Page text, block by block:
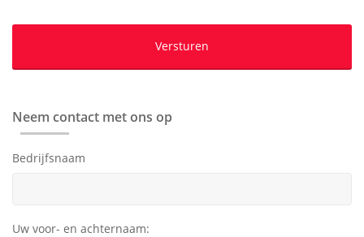
Neem contact met ons op
Bedrijfsnaam
Uw voor- en achternaam: